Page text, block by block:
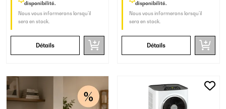
disponibilité.
Nous vous informerons lorsqu’il
sera en stock.
Détails
disponibilité.
Nous vous informerons lorsqu’il
sera en stock.
Détails